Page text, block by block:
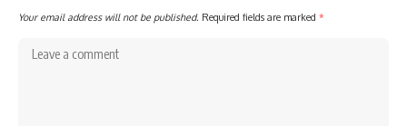
Your email address will not be published. Required fields are marked *